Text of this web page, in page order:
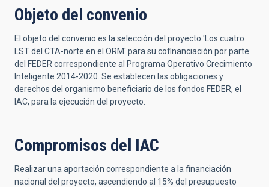
Objeto del convenio
El objeto del convenio es la selección del proyecto 'Los cuatro
LST del CTA-norte en el ORM' para su cofinanciación por parte
del FEDER correspondiente al Programa Operativo Crecimiento
Inteligente 2014-2020. Se establecen las obligaciones y
derechos del organismo beneficiario de los fondos FEDER, el
IAC, para la ejecución del proyecto.
Compromisos del IAC
Realizar una aportación correspondiente a la financiación
nacional del proyecto, ascendiendo al 15% del presupuesto